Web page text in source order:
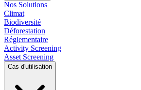
Nos Solutions
Climat
Biodiversité
Déforestation
Réglementaire
Activity Screening
Asset Screening
Cas d'utilisation